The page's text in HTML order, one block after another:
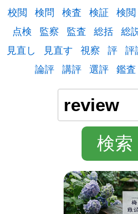
校閲
検問 検査 検証 検閲
点検
監察 監査 総括 総
見直し
見直す 視察 評 評
論評 講評 選評 鑑査